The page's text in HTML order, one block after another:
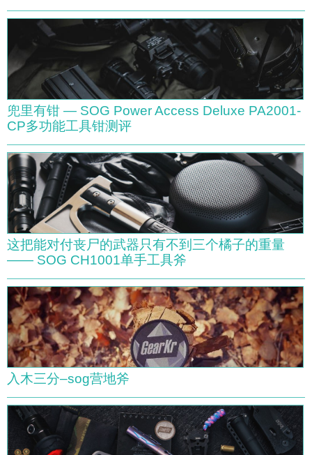
兜里有钳 — SOG Power Access Deluxe PA2001-
CP多功能工具钳测评
这把能对付丧尸的武器只有不到三个橘子的重量
—— SOG CH1001单手工具斧
入木三分–sog营地斧